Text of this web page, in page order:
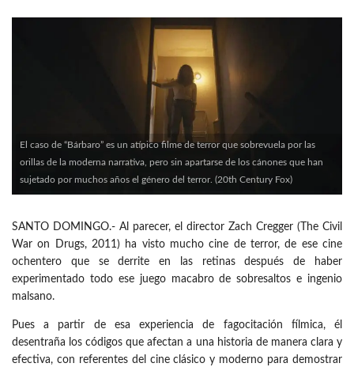
El caso de “Bárbaro” es un atípico filme de terror que sobrevuela por las
orillas de la moderna narrativa, pero sin apartarse de los cánones que han
sujetado por muchos años el género del terror. (20th Century Fox)
SANTO DOMINGO.- Al parecer, el director Zach Cregger (The Civil
War on Drugs, 2011) ha visto mucho cine de terror, de ese cine
ochentero que se derrite en las retinas después de haber
experimentado todo ese juego macabro de sobresaltos e ingenio
malsano.
Pues a partir de esa experiencia de fagocitación fílmica, él
desentraña los códigos que afectan a una historia de manera clara y
efectiva, con referentes del cine clásico y moderno para demostrar